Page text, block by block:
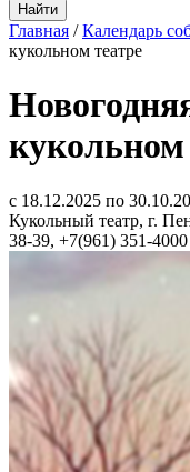
Найти
Главная / Календарь
кукольном театре
кукольном
с 18.12.2025 по
Кукольный театр, г.
38-39, +7(961) 351-